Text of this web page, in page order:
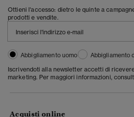
Ottieni l'accesso: dietro le quinte a
prodotti e vendite.
Abbigliamento uomo
Abbigliamento
Iscrivendoti alla newsletter accetti di
marketing. Per maggiori informazioni,
Acquisti online